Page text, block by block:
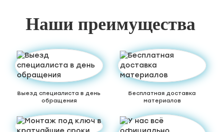
Наши преимущества
Выезд специалиста в день
обращения
Бесплатная доставка
материалов